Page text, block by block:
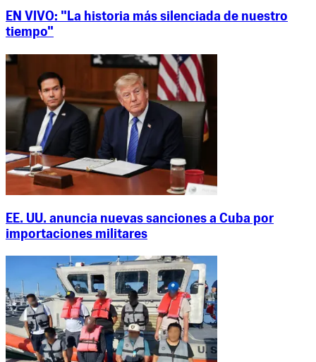
EN VIVO: "La historia más silenciada de nuestro
tiempo"
EE. UU. anuncia nuevas sanciones a Cuba por
importaciones militares